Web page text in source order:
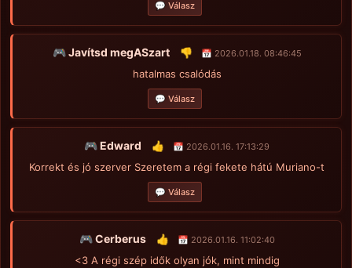
💬 Válasz
🎮 Javítsd megASzart 👎 📅 2026.01.18. 08:46:45
hatalmas csalódás
💬 Válasz
🎮 Edward 👍 📅 2026.01.16. 17:13:29
Korrekt és jó szerver Szeretem a régi fekete hátú Muriano-t
💬 Válasz
🎮 Cerberus 👍 📅 2026.01.16. 11:02:40
<3 A régi szép idők olyan jók, mint mindig